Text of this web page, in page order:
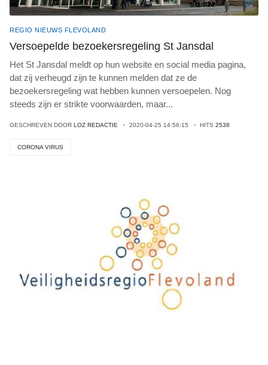
REGIO NIEUWS FLEVOLAND
Versoepelde bezoekersregeling St Jansdal
Het St Jansdal meldt op hun website en social media pagina,
dat zij verheugd zijn te kunnen melden dat ze de
bezoekersregeling wat hebben kunnen versoepelen. Nog
steeds zijn er strikte voorwaarden, maar...
GESCHREVEN DOOR LOZ REDACTIE 2020-04-25 14:56:15 HITS 2538
CORONA VIRUS